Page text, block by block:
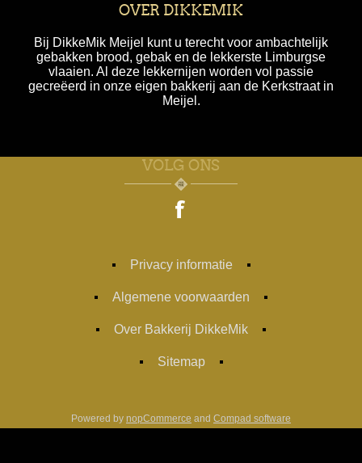
OVER DIKKEMIK
Bij DikkeMik Meijel kunt u terecht voor ambachtelijk
gebakken brood, gebak en de lekkerste Limburgse
vlaaien. Al deze lekkernijen worden vol passie
gecreëerd in onze eigen bakkerij aan de Kerkstraat in
Meijel.
VOLG ONS
Privacy informatie
Algemene voorwaarden
Over Bakkerij DikkeMik
Sitemap
Powered by nopCommerce and Compad software